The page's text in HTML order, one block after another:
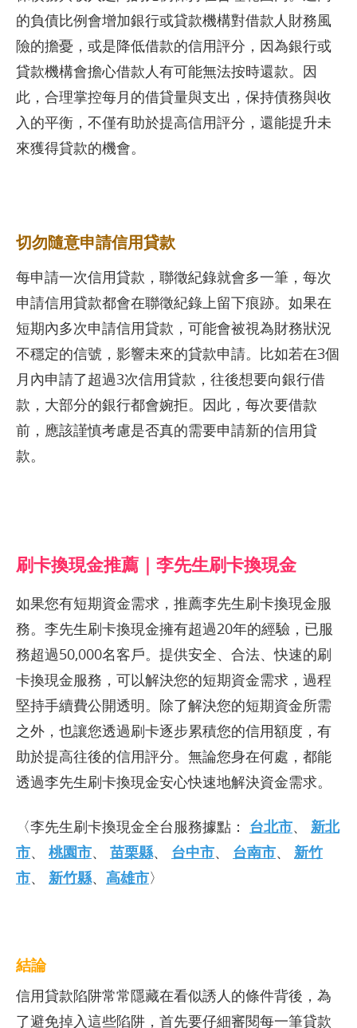
的負債比例會增加銀行或貸款機構對借款人財務風
險的擔憂，或是降低借款的信用評分，因為銀行或
貸款機構會擔心借款人有可能無法按時還款。因
此，合理掌控每月的借貸量與支出，保持債務與收
入的平衡，不僅有助於提高信用評分，還能提升未
來獲得貸款的機會。
切勿隨意申請信用貸款
每申請一次信用貸款，聯徵紀錄就會多一筆，每次
申請信用貸款都會在聯徵紀錄上留下痕跡。如果在
短期內多次申請信用貸款，可能會被視為財務狀況
不穩定的信號，影響未來的貸款申請。比如若在3個
月內申請了超過3次信用貸款，往後想要向銀行借
款，大部分的銀行都會婉拒。因此，每次要借款
前，應該謹慎考慮是否真的需要申請新的信用貸
款。
刷卡換現金推薦｜李先生刷卡換現金
如果您有短期資金需求，推薦李先生刷卡換現金服
務。李先生刷卡換現金擁有超過20年的經驗，已服
務超過50,000名客戶。提供安全、合法、快速的刷
卡換現金服務，可以解決您的短期資金需求，過程
堅持手續費公開透明。除了解決您的短期資金所需
之外，也讓您透過刷卡逐步累積您的信用額度，有
助於提高往後的信用評分。無論您身在何處，都能
透過李先生刷卡換現金安心快速地解決資金需求。
〈李先生刷卡換現金全台服務據點： 台北市、 新北
市、 桃園市、 苗栗縣、 台中市、 台南市、 新竹
市、 新竹縣、 高雄市〉
結論
信用貸款陷阱常常隱藏在看似誘人的條件背後，為
了避免掉入這些陷阱，首先要仔細審閱每一筆貸款